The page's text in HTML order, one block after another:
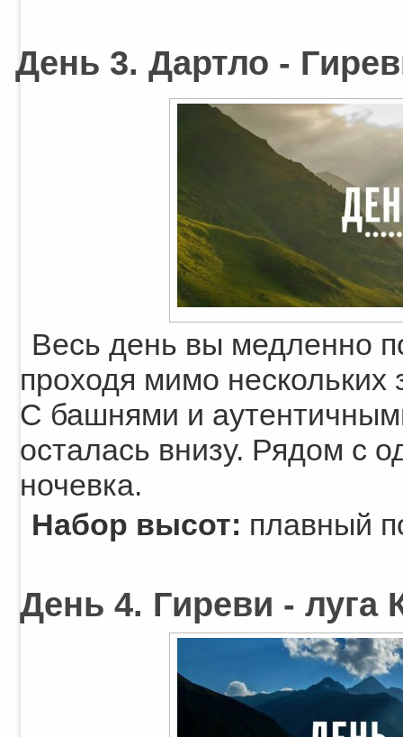
День 3. Дартло -
Весь день вы медленно
проходя мимо нескольких
С башнями и
осталась внизу. Рядом с
ночевка.
Набор высот: плавный
День 4. Гиреви - луга